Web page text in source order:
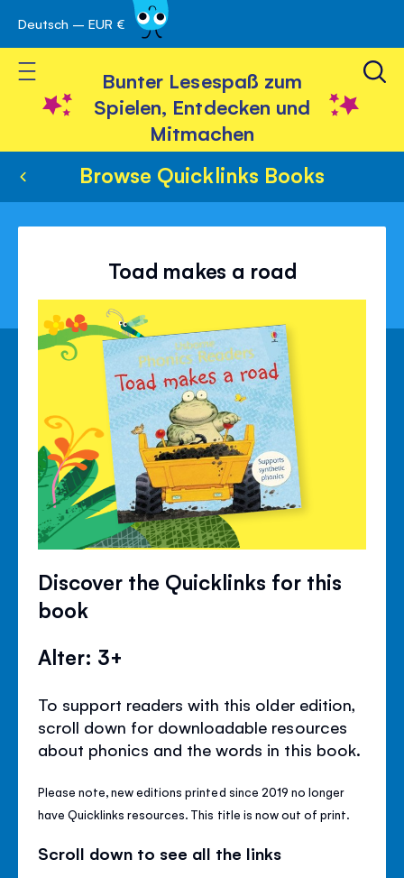
Skip
to
Content
Deutsch – EUR €
Toggle Nav
Bunter Lesespaß zum
Spielen, Entdecken und
Mitmachen
Browse Quicklinks Books
Toad makes a road
Discover the Quicklinks for this
book
Alter: 3+
To support readers with this older edition,
scroll down for downloadable resources
about phonics and the words in this book.
Please note, new editions printed since 2019 no longer
have Quicklinks resources. This title is now out of print.
Scroll down to see all the links